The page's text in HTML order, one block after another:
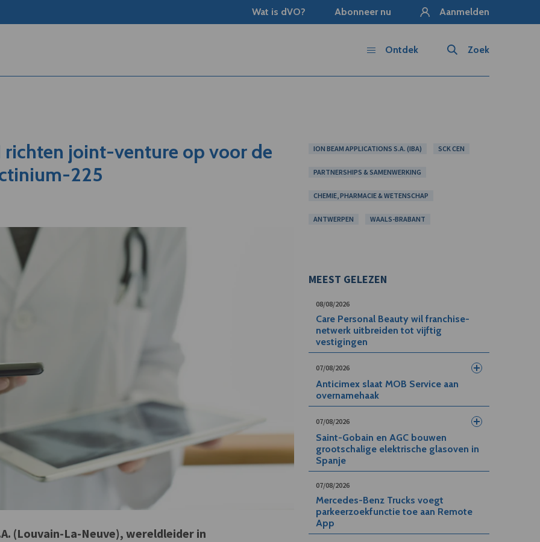
Wat is dVO? Abonneer nu Aanmelden
Zoek
Ontdek
richten joint-venture op voor de
225
(Louvain-La-Neuve), wereldleider in
ION BEAM APPLICATIONS S.A. (IBA) SCK CEN
PARTNERSHIPS & SAMENWERKING
CHEMIE, PHARMACIE & WETENSCHAP
ANTWERPEN WAALS-BRABANT
MEEST GELEZEN
08/08/2026
Care Personal Beauty wil franchise-
netwerk uitbreiden tot vijftig
vestigingen
07/08/2026
Anticimex slaat MOB Service aan
overnamehaak
07/08/2026
Saint-Gobain en AGC bouwen
grootschalige elektrische glasoven in
Spanje
07/08/2026
Mercedes-Benz Trucks voegt
parkeerzoekfunctie toe aan Remote
App